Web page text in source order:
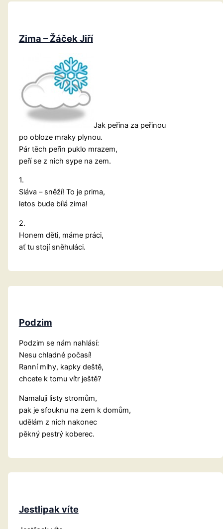
Zima – Žáček Jiří
Jak peřina za peřinou
po obloze mraky plynou.
Pár těch peřin puklo mrazem,
peří se z nich sype na zem.
1.
Sláva – sněží! To je prima,
letos bude bílá zima!
2.
Honem děti, máme práci,
ať tu stojí sněhuláci.
Podzim
Podzim se nám nahlásí:
Nesu chladné počasí!
Ranní mlhy, kapky deště,
chcete k tomu vítr ještě?
Namaluji listy stromům,
pak je sfouknu na zem k domům,
udělám z nich nakonec
pěkný pestrý koberec.
Jestlipak víte